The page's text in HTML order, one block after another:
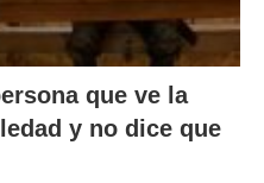
que ve la
y no dice que